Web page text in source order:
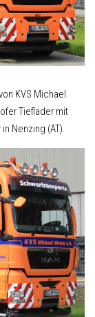
KVS Michael
Tieflader mit
Nenzing (AT).